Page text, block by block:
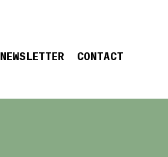
NEWSLETTER CONTACT